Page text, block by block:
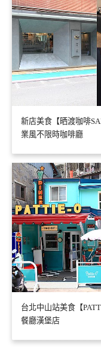
新店美食【晒渡咖啡
業風不限時咖啡廳
台北中山站美食【
餐廳漢堡店